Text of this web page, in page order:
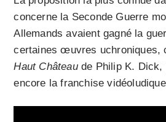
concerne la Seconde Guerre
Allemands avaient gagné la
certaines œuvres uchroniques,
Haut Châteaude Philip K. Dick,
encore la franchise vidéoludique